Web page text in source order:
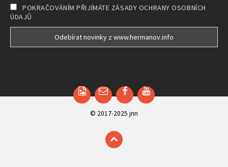
POKRAČOVÁNÍM PŘIJÍMÁTE ZÁSADY OCHRANY OSOBNÍCH
ÚDAJŮ
EmailFacebookYouTube
© 2017-2025 jnn